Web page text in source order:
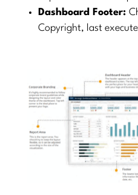
Dashboard Footer:
Copyright, last